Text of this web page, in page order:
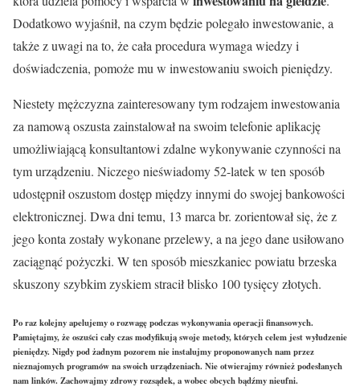
Dodatkowo wyjaśnił, na czym będzie polegało inwestowanie, a
także z uwagi na to, że cała procedura wymaga wiedzy i
doświadczenia, pomoże mu w inwestowaniu swoich pieniędzy.
Niestety mężczyzna zainteresowany tym rodzajem inwestowania
za namową oszusta zainstalował na swoim telefonie aplikację
umożliwiającą konsultantowi zdalne wykonywanie czynności na
tym urządzeniu. Niczego nieświadomy 52-latek w ten sposób
udostępnił oszustom dostęp między innymi do swojej bankowości
elektronicznej. Dwa dni temu, 13 marca br. zorientował się, że z
jego konta zostały wykonane przelewy, a na jego dane usiłowano
zaciągnąć pożyczki. W ten sposób mieszkaniec powiatu brzeska
skuszony szybkim zyskiem stracił blisko 100 tysięcy złotych.
Po raz kolejny apelujemy o rozwagę podczas wykonywania operacji finansowych.
Pamiętajmy, że oszuści cały czas modyfikują swoje metody, których celem jest wyłudzenie
pieniędzy. Nigdy pod żadnym pozorem nie instalujmy proponowanych nam przez
nieznajomych programów na swoich urządzeniach. Nie otwierajmy również podesłanych
nam linków. Zachowajmy zdrowy rozsądek, a wobec obcych bądźmy nieufni.